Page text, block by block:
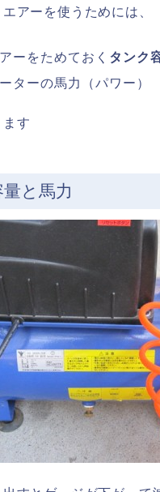
アーを使うためには、
ーをためておく タンク
ターの馬力（パワー）
す
と馬力